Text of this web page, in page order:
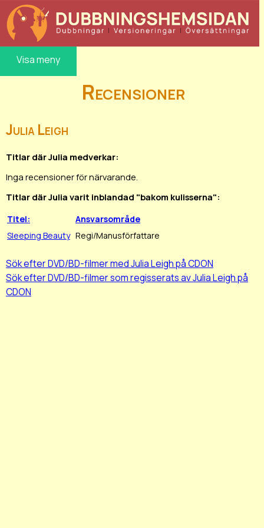
Visa meny
Recensioner
Julia Leigh
Titlar där Julia medverkar:
Inga recensioner för närvarande.
Titlar där Julia varit inblandad "bakom kulisserna":
Titel:
Ansvarsområde
Sleeping Beauty Regi/Manusförfattare
Sök efter DVD/BD-filmer med Julia Leigh på CDON
Sök efter DVD/BD-filmer som regisserats av Julia Leigh på
CDON